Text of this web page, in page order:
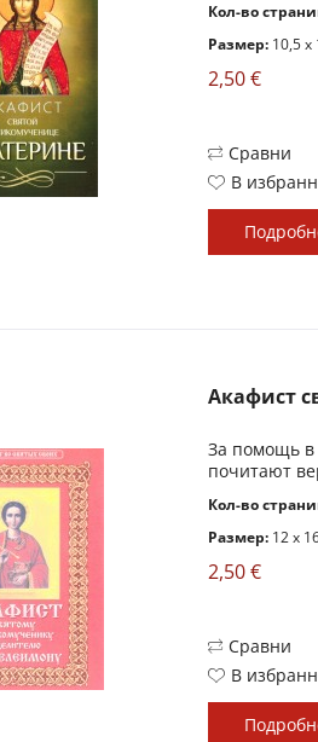
Кол-во
Размер: 10,5 x
2,50 €
Сравни
В
Акафист
За помощь в
почитают
Кол-во
Размер: 12 x
2,50 €
Сравни
В